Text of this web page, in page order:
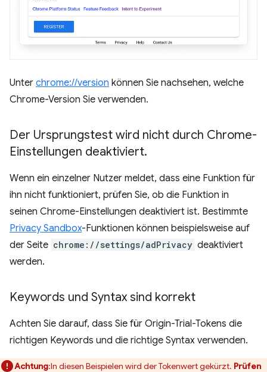
Unter chrome://version können Sie nachsehen, welche
Chrome-Version Sie verwenden.
Der Ursprungstest wird nicht durch Chrome-
Einstellungen deaktiviert.
Wenn ein einzelner Nutzer meldet, dass eine Funktion für
ihn nicht funktioniert, prüfen Sie, ob die Funktion in
seinen Chrome-Einstellungen deaktiviert ist. Bestimmte
Privacy Sandbox-Funktionen können beispielsweise auf
der Seite chrome://settings/adPrivacy deaktiviert
werden.
Keywords und Syntax sind korrekt
Achten Sie darauf, dass Sie für Origin-Trial-Tokens die
richtigen Keywords und die richtige Syntax verwenden.
Achtung:In diesen Beispielen wird der Tokenwert gekürzt. Prüfen